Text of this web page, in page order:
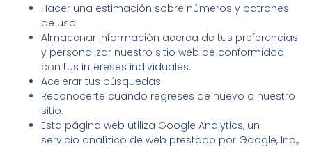
Hacer una estimación sobre números y patrones
de uso.
Almacenar información acerca de tus preferencias
y personalizar nuestro sitio web de conformidad
con tus intereses individuales.
Acelerar tus búsquedas.
Reconocerte cuando regreses de nuevo a nuestro
sitio.
Esta página web utiliza Google Analytics, un
servicio analítico de web prestado por Google, Inc.,